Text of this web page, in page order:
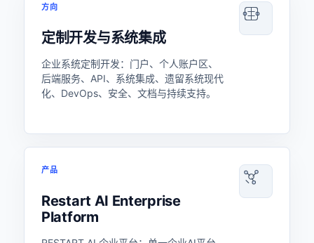
方向
定制开发与系统集成
企业系统定制开发：门户、个人账户区、
后端服务、API、系统集成、遗留系统现代
化、DevOps、安全、文档与持续支持。
产品
Restart AI Enterprise
Platform